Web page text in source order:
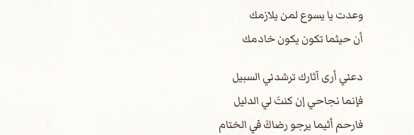
وعدت يا يسوع لمن يلازمك
أن حيثما تكون يكون خادمك
دعني أرى آثارك ترشدني السبيل
فإنما نجاحي إن كنتَ لي الدليل
فارحم أثيما يرجو رضاكَ في الختام